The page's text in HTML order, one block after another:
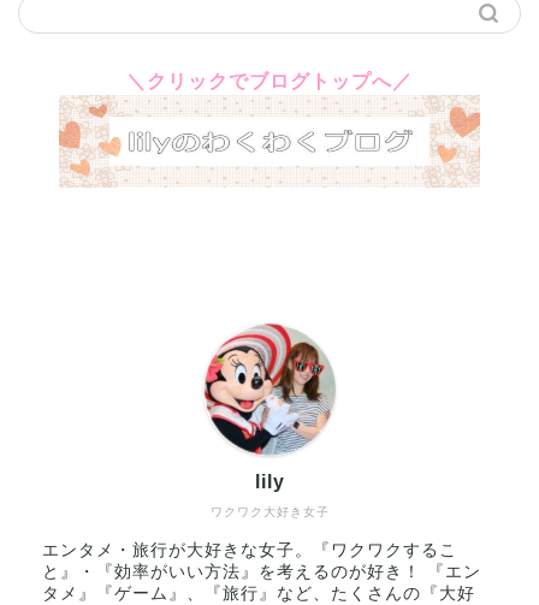
＼クリックでブログトップへ／
ワクワク大好き女子
lily
エンタメ・旅行が大好きな女子。『ワクワクするこ
と』・『効率がいい方法』を考えるのが好き！ 『エン
タメ』『ゲーム』、『旅行』など、たくさんの『大好